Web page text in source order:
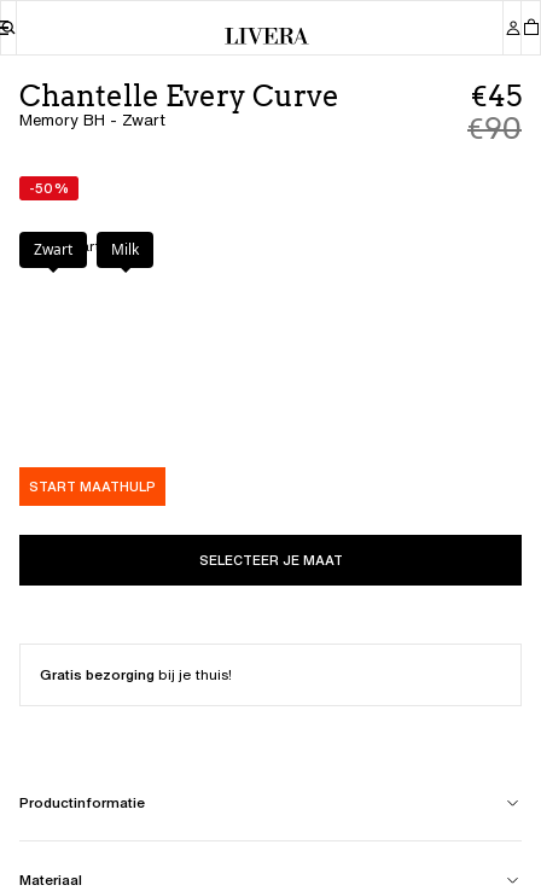
Chantelle Every Curve
Memory BH - Zwart
€45
€90
-50%
Kleur: Zwart
Zwart Milk
START MAATHULP
SELECTEER JE MAAT
Gratis bezorgingbij je thuis!
Productinformatie
Materiaal